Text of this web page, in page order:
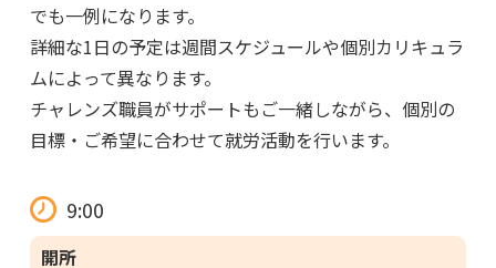
でも一例になります。
詳細な1日の予定は週間スケジュールや個別カリキュラ
ムによって異なります。
チャレンズ職員がサポートもご一緒しながら、個別の
目標・ご希望に合わせて就労活動を行います。
9:00
開所